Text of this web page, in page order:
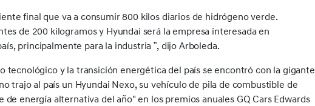
final que va a consumir 800 kilos diarios de hidrógeno verde.
de 200 kilogramos y Hyundai será la empresa interesada en
principalmente para la industria ”, dijo Arboleda.
tecnológico y la transición energética del país se encontró con la gigante
trajo al país un Hyundai Nexo, su vehículo de pila de combustible de
energía alternativa del año" en los premios anuales GQ Cars Edwards